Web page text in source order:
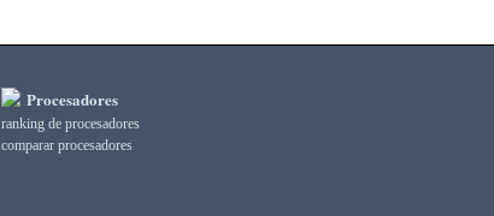
Procesadores
ranking de procesadores
comparar procesadores